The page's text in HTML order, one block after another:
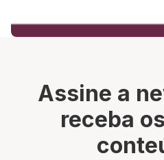
Assine a
receba